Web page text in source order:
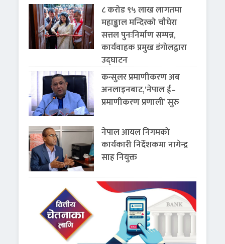
८ करोड ९५ लाख लागतमा
महाङ्काल मन्दिरको चौघेरा
सत्तल पुनःनिर्माण सम्पन्न,
कार्यवाहक प्रमुख डंगोलद्वारा
उद्घाटन
कन्सुलर प्रमाणीकरण अब
अनलाइनबाट,‘नेपाल ई–
प्रमाणीकरण प्रणाली’ सुरु
नेपाल आयल निगमको
कार्यकारी निर्देशकमा नागेन्द्र
साह नियुक्त